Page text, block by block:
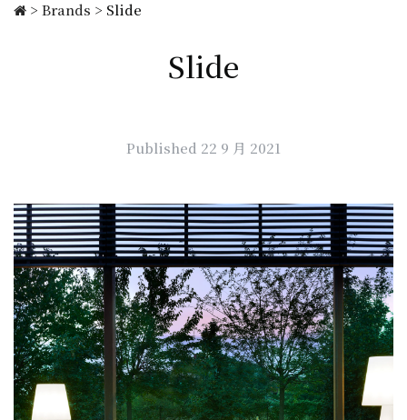
> Brands > Slide
Slide
Published 22 9 月 2021